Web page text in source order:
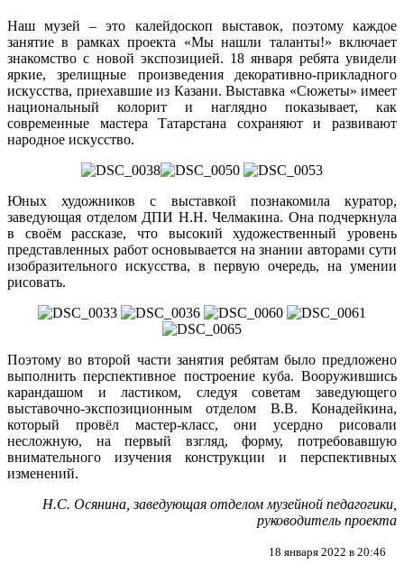
Наш музей – это калейдоскоп выставок, поэтому каждое
занятие в рамках проекта «Мы нашли таланты!» включает
знакомство с новой экспозицией. 18 января ребята увидели
яркие, зрелищные произведения декоративно-прикладного
искусства, приехавшие из Казани. Выставка «Сюжеты» имеет
национальный колорит и наглядно показывает, как
современные мастера Татарстана сохраняют и развивают
народное искусство.
Юных художников с выставкой познакомила куратор,
заведующая отделом ДПИ Н.Н. Челмакина. Она подчеркнула
в своём рассказе, что высокий художественный уровень
представленных работ основывается на знании авторами сути
изобразительного искусства, в первую очередь, на умении
рисовать.
Поэтому во второй части занятия ребятам было предложено
выполнить перспективное построение куба. Вооружившись
карандашом и ластиком, следуя советам заведующего
выставочно-экспозиционным отделом В.В. Конадейкина,
который провёл мастер-класс, они усердно рисовали
несложную, на первый взгляд, форму, потребовавшую
внимательного изучения конструкции и перспективных
изменений.
Н.С. Осянина, заведующая отделом музейной педагогики,
руководитель проекта
18 января 2022 в 20:46